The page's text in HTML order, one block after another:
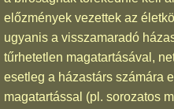
előzmények vezettek az
ugyanis a visszamaradó
tűrhetetlen magatartásával,
esetleg a házastárs számára
magatartással (pl. sorozatos